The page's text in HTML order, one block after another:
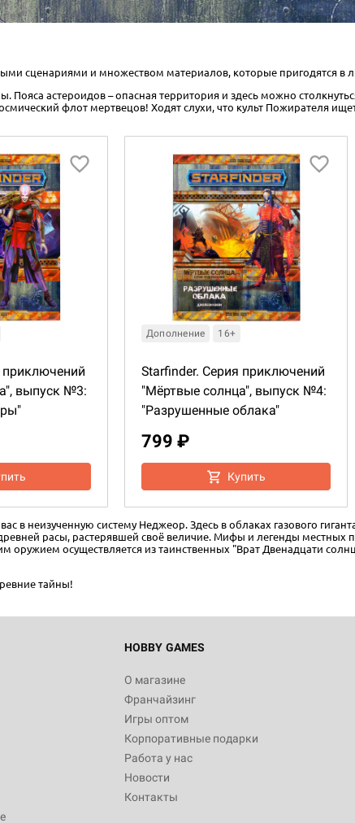
сценариями и множеством материалов, которые пригодятся в
астероидов – опасная территория и здесь можно
флот мертвецов! Ходят слухи, что культ Пожирателя
приключений
выпуск №3:
Дополнение 16+
Starfinder. Серия приключений
"Мёртвые солнца", выпуск №4:
"Разрушенные облака"
799 ₽
Купить
в неизученную систему Неджеор. Здесь в облаках газового
расы, растерявшей своё величие. Мифы и легенды местных
оружием осуществляется из таинственных "Врат Двенадцати
тайны!
HOBBY GAMES
О магазине
Франчайзинг
Игры оптом
Корпоративные подарки
Работа у нас
Новости
Контакты
Настольная игра Hobby World Журнал
"Мир фантастики. Спецвыпуск: Братья
Стругацкие"
1 490
799
Настольная игра Hobby World Сумерки
империи. Четвёртая редакция: Грозовой
Рубеж
12 990